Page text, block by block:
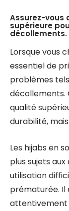
Assurez-vous
supérieure
décollements.
Lorsque vous
essentiel de
problèmes
décollements.
qualité
durabilité,
Les hijabs en
plus sujets
utilisation
prématurée. Il
attentivement